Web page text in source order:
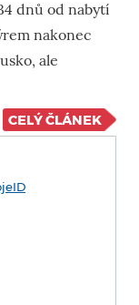
dnů od nabytí
nakonec
ale
CELÝ ČLÁNEK